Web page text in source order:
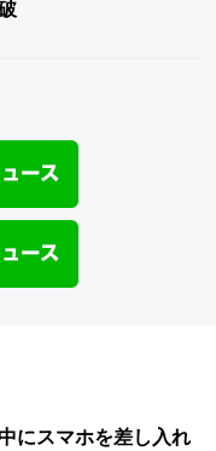
にスマホを差し入れ